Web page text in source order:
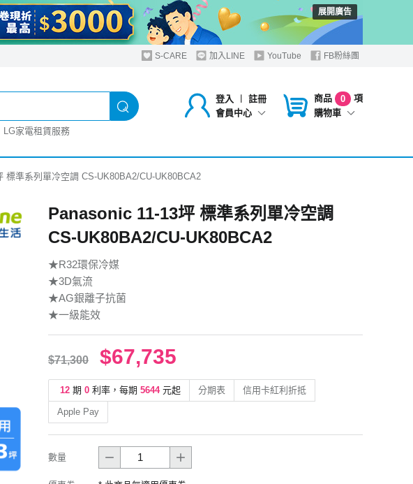
展開廣告
S-CARE 加入LINE YouTube FB粉絲團
登入 ︱
註冊
會員中心
商品 0
項
購物車
LG家電租賃服務
標準系列單冷空調 CS-UK80BA2/CU-UK80BCA2
Panasonic 11-13坪 標準系列單冷空調
CS-UK80BA2/CU-UK80BCA2
★R32環保冷媒
★3D氣流
★AG銀離子抗菌
★一級能效
$71,300 $67,735
12 期 0 利率，每期 5644 元起 分期表 信用卡紅利折抵
Apple Pay
數量